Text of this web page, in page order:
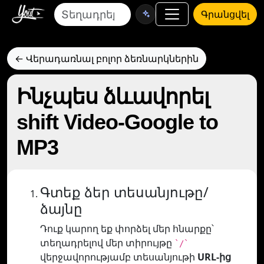
Գրանցվել
← Վերադառնալ բոլոր ձեռնարկներին
Ինչպես ձևավորել
shift Video-Google to
MP3
Գտեք ձեր տեսանյութը/
ձայնը
Դուք կարող եք փորձել մեր հնարքը՝
տեղադրելով մեր տիրույթը `/`
վերջավորությամբ տեսանյութի URL-ից